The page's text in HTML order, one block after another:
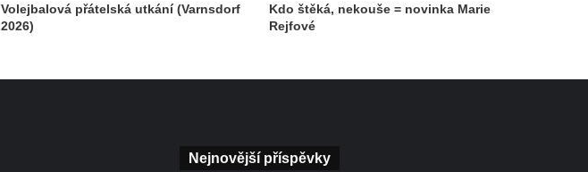
Volejbalová přátelská utkání (Varnsdorf
2026)
Kdo štěká, nekouše = novinka Marie
Rejfové
Nejnovější příspěvky